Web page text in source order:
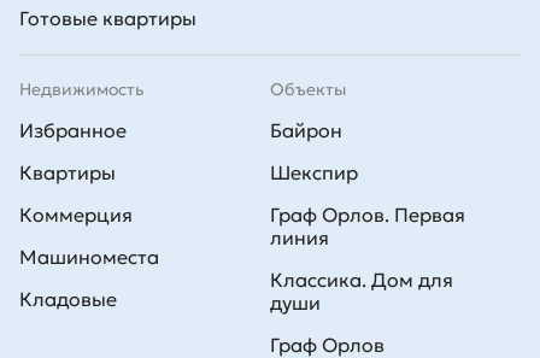
Готовые квартиры
Недвижимость
Избранное
Квартиры
Коммерция
Машиноместа
Кладовые
Объекты
Байрон
Шекспир
Граф Орлов. Первая
линия
Классика. Дом для
души
Граф Орлов